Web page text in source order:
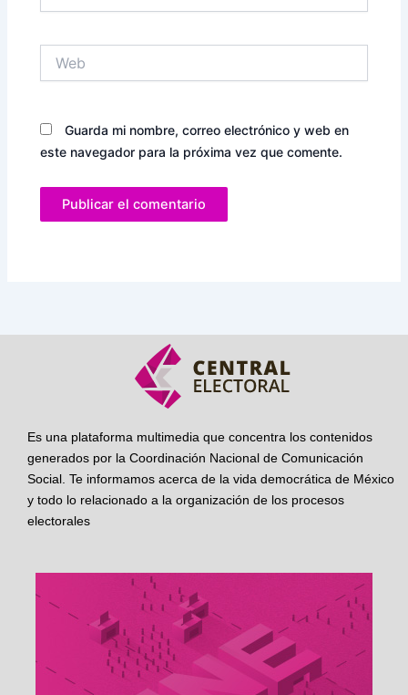
Guarda mi nombre, correo electrónico y web en
este navegador para la próxima vez que comente.
Es una plataforma multimedia que concentra los contenidos
generados por la Coordinación Nacional de Comunicación
Social. Te informamos acerca de la vida democrática de México
y todo lo relacionado a la organización de los procesos
electorales